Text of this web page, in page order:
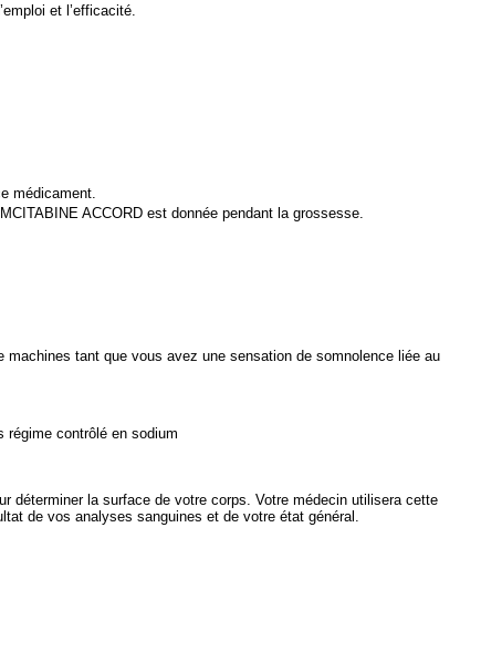
et l’efficacité.
médicament.
ACCORD est donnée pendant la grossesse.
tant que vous avez une sensation de somnolence liée au
régime contrôlé en sodium
déterminer la surface de votre corps. Votre médecin utilisera cette
de vos analyses sanguines et de votre état général.